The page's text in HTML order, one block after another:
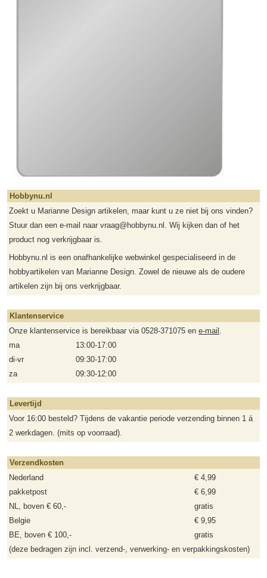
Hobbynu.nl
Zoekt u Marianne Design artikelen, maar kunt u ze niet bij ons vinden?
Stuur dan een e-mail naar vraag@hobbynu.nl. Wij kijken dan of het
product nog verkrijgbaar is.
Hobbynu.nl is een onafhankelijke webwinkel gespecialiseerd in de
hobbyartikelen van Marianne Design. Zowel de nieuwe als de oudere
artikelen zijn bij ons verkrijgbaar.
Klantenservice
Onze klantenservice is bereikbaar via 0528-371075 en e-mail .
ma
13:00-17:00
di-vr
09:30-17:00
za
09:30-12:00
Levertijd
Voor 16:00 besteld? Tijdens de vakantie periode verzending binnen 1 á
2 werkdagen. (mits op voorraad).
Verzendkosten
Nederland
€ 4,99
pakketpost
€ 6,99
NL, boven € 60,-
gratis
Belgie
€ 9,95
BE, boven € 100,-
gratis
(deze bedragen zijn incl. verzend-, verwerking- en verpakkingskosten)